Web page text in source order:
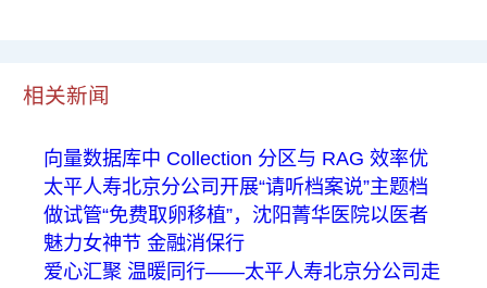
相关新闻
向量数据库中 Collection 分区与 RAG 效率优
太平人寿北京分公司开展“请听档案说”主题档
做试管“免费取卵移植”，沈阳菁华医院以医者
魅力女神节 金融消保行
爱心汇聚 温暖同行——太平人寿北京分公司走